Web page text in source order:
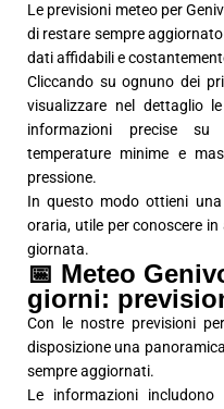
Le previsioni meteo per
di restare sempre
dati affidabili e
Cliccando su ognuno dei
visualizzare nel dettaglio
informazioni precise
temperature minime e
pressione.
In questo modo ottieni
oraria, utile per conoscere
giornata.
📅 Meteo
giorni:
Con le nostre previsioni
disposizione una
sempre aggiornati.
Le informazioni includono